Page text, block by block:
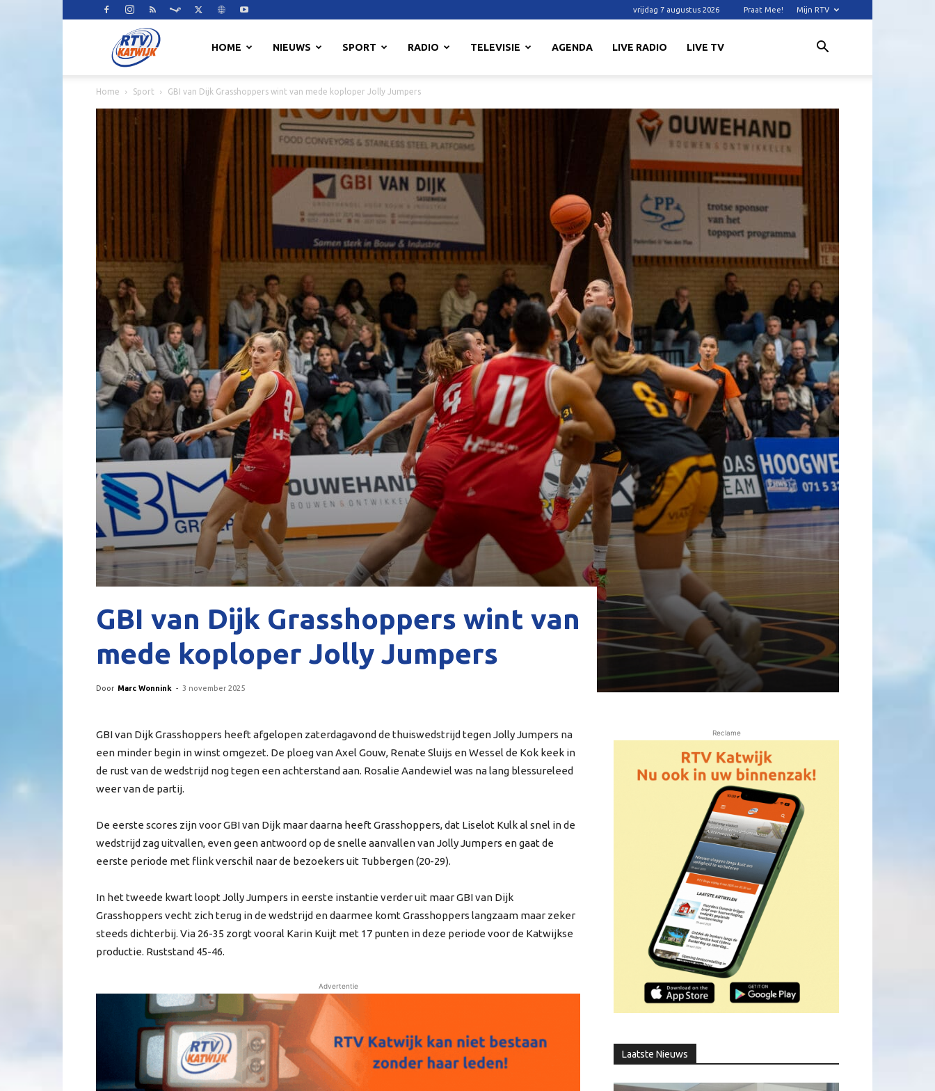
vrijdag 7 augustus 2026 Praat Mee! Mijn RTV
HOME NIEUWS SPORT RADIO TELEVISIE AGENDA LIVE RADIO LIVE TV
Home Sport GBI van Dijk Grasshoppers wint van mede koploper Jolly Jumpers
GBI van Dijk Grasshoppers wint van
mede koploper Jolly Jumpers
Door Marc Wonnink - 3 november 2025
GBI van Dijk Grasshoppers heeft afgelopen zaterdagavond de thuiswedstrijd tegen Jolly Jumpers na
een minder begin in winst omgezet. De ploeg van Axel Gouw, Renate Sluijs en Wessel de Kok keek in
de rust van de wedstrijd nog tegen een achterstand aan. Rosalie Aandewiel was na lang blessureleed
weer van de partij.
De eerste scores zijn voor GBI van Dijk maar daarna heeft Grasshoppers, dat Liselot Kulk al snel in de
wedstrijd zag uitvallen, even geen antwoord op de snelle aanvallen van Jolly Jumpers en gaat de
eerste periode met flink verschil naar de bezoekers uit Tubbergen (20-29).
In het tweede kwart loopt Jolly Jumpers in eerste instantie verder uit maar GBI van Dijk
Grasshoppers vecht zich terug in de wedstrijd en daarmee komt Grasshoppers langzaam maar zeker
steeds dichterbij. Via 26-35 zorgt vooral Karin Kuijt met 17 punten in deze periode voor de Katwijkse
productie. Ruststand 45-46.
Advertentie
Reclame
Laatste Nieuws